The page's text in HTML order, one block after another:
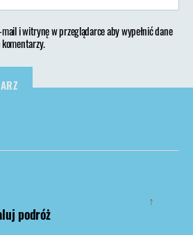
i witrynę w przeglądarce aby wypełnić dane
podróż
↑